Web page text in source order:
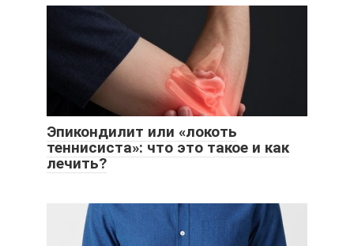
Эпикондилит или «локоть
теннисиста»: что это такое и как
лечить?